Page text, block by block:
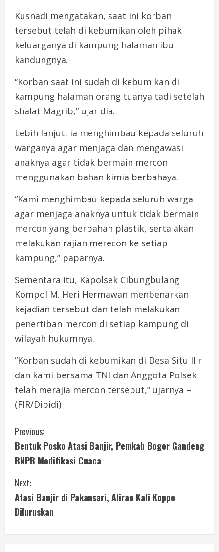
Kusnadi mengatakan, saat ini korban
tersebut telah di kebumikan oleh pihak
keluarganya di kampung halaman ibu
kandungnya.
“Korban saat ini sudah di kebumikan di
kampung halaman orang tuanya tadi setelah
shalat Magrib,” ujar dia.
Lebih lanjut, ia menghimbau kepada seluruh
warganya agar menjaga dan mengawasi
anaknya agar tidak bermain mercon
menggunakan bahan kimia berbahaya.
“Kami menghimbau kepada seluruh warga
agar menjaga anaknya untuk tidak bermain
mercon yang berbahan plastik, serta akan
melakukan rajian merecon ke setiap
kampung,” paparnya.
Sementara itu, Kapolsek Cibungbulang
Kompol M. Heri Hermawan menbenarkan
kejadian tersebut dan telah melakukan
penertiban mercon di setiap kampung di
wilayah hukumnya.
“Korban sudah di kebumikan di Desa Situ Ilir
dan kami bersama TNI dan Anggota Polsek
telah merajia mercon tersebut,” ujarnya –
(FIR/Dipidi)
C
o
n
t
i
n
Previous:
Bentuk Posko Atasi Banjir, Pemkab Bogor Gandeng
BNPB Modifikasi Cuaca
Next:
Atasi Banjir di Pakansari, Aliran Kali Koppo
Diluruskan